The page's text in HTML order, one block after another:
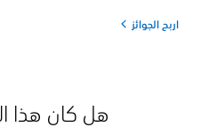
اربح الجوائز
هل كان هذا